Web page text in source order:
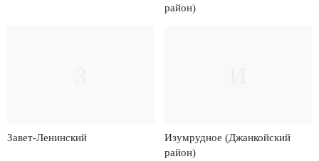
район)
Завет-Ленинский
Изумрудное (Джанкойский
район)